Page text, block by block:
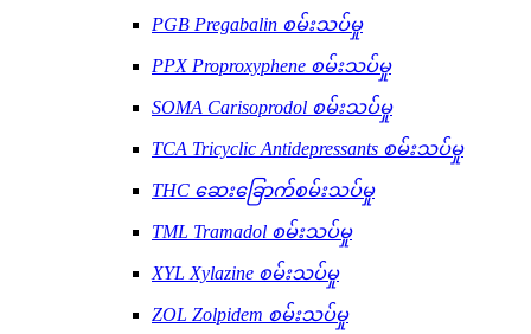
PGB Pregabalin စမ်းသပ်မှု
PPX Proproxyphene စမ်းသပ်မှု
SOMA Carisoprodol စမ်းသပ်မှု
TCA Tricyclic Antidepressants စမ်းသပ်မှု
THC ဆေးခြောက်စမ်းသပ်မှု
TML Tramadol စမ်းသပ်မှု
XYL Xylazine စမ်းသပ်မှု
ZOL Zolpidem စမ်းသပ်မှု